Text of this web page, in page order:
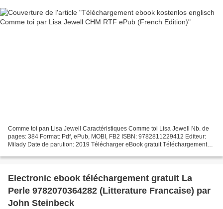
Comme toi pan Lisa Jewell Caractéristiques Comme toi Lisa Jewell Nb. de
pages: 384 Format: Pdf, ePub, MOBI, FB2 ISBN: 9782811229412 Editeur:
Milady Date de parution: 2019 Télécharger eBook gratuit Téléchargement
Electronic ebook téléchargement gratuit La
Perle 9782070364282 (Litterature Francaise) par
John Steinbeck